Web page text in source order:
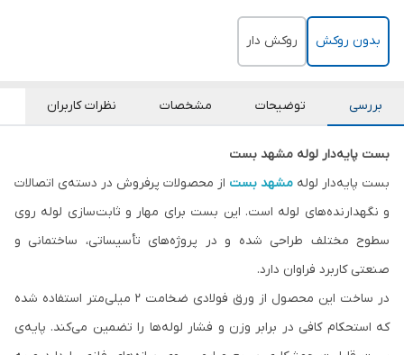
بدون روکش روکش دار
بررسی توضیحات مشخصات نظرات کاربران
بست پایه‌دار لوله مشهد بست
بست پایه‌دار لوله مشهد بست از محصولات پرفروش در دسته‌ی اتصالات
و نگهدارنده‌های لوله است. این بست برای مهار و ثابت‌سازی لوله روی
سطوح مختلف طراحی شده و در پروژه‌های تأسیساتی، ساختمانی و
صنعتی کاربرد فراوان دارد.
در ساخت این محصول از ورق فولادی ضخامت ۲ میلی‌متر استفاده شده
که استحکام کافی در برابر وزن و فشار لوله‌ها را تضمین می‌کند. پایه‌ی